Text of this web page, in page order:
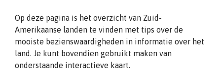
Op deze pagina is het overzicht van Zuid-
Amerikaanse landen te vinden met tips over de
mooiste bezienswaardigheden in informatie over het
land. Je kunt bovendien gebruikt maken van
onderstaande interactieve kaart.